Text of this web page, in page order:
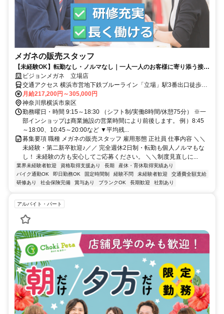
メガネの販売スタッフ
【未経験OK】転勤なし・ノルマなし｜一人一人のお客様に寄り添う接客
｜国家資格手当充実・取得支援あり
ビジョンメガネ 立場店
交通アクセス 横浜市営地下鉄ブルーライン「立場」駅3番出口徒歩1
分
月給217,200円～305,000円
神奈川県横浜市泉区
勤務曜日・時間 9:15～18:30 （シフト制/実働8時間/休憩75分） ※一
部インショップは商業施設の営業時間により前後します。 例）8:45
～18:00、10:45～20:00など ▼平均残...
募集要項 職種 メガネの販売スタッフ 雇用形態 正社員 仕事内容 ＼＼
未経験・第二新卒歓迎♪／／ 完全週休2日制・転勤も個人ノルマもな
し！ 未経験の方も安心してご応募ください。 ＼＼制度見直しに...
業界未経験者歓迎 資格取得支援あり 長期
産休・育休取得実績あり
バイク通勤OK
即日勤務OK 固定時間制 経験不問 未経験者歓迎
交通費全額支給
研修あり
社会保険完備 賞与あり ブランクOK 長期歓迎 社割あり
アルバイト・パート